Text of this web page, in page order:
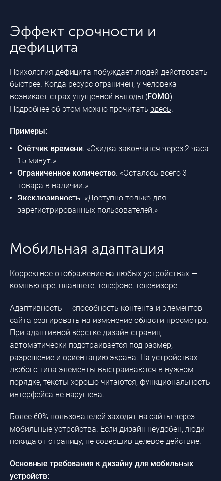
Эффект срочности и
дефицита
Психология дефицита побуждает людей действовать
быстрее. Когда ресурс ограничен, у человека
возникает страх упущенной выгоды (FOMO).
Подробнее об этом можно прочитать здесь.
Примеры:
Счётчик времени. «Скидка закончится через 2 часа
15 минут.»
Ограниченное количество. «Осталось всего 3
товара в наличии.»
Эксклюзивность. «Доступно только для
зарегистрированных пользователей.»
Мобильная адаптация
Корректное отображение на любых устройствах —
компьютере, планшете, телефоне, телевизоре
Адаптивность — способность контента и элементов
сайта реагировать на изменение области просмотра.
При адаптивной вёрстке дизайн страниц
автоматически подстраивается под размер,
разрешение и ориентацию экрана. На устройствах
любого типа элементы выстраиваются в нужном
порядке, тексты хорошо читаются, функциональность
интерфейса не нарушена.
Более 60% пользователей заходят на сайты через
мобильные устройства. Если дизайн неудобен, люди
покидают страницу, не совершив целевое действие.
Основные требования к дизайну для мобильных
устройств: